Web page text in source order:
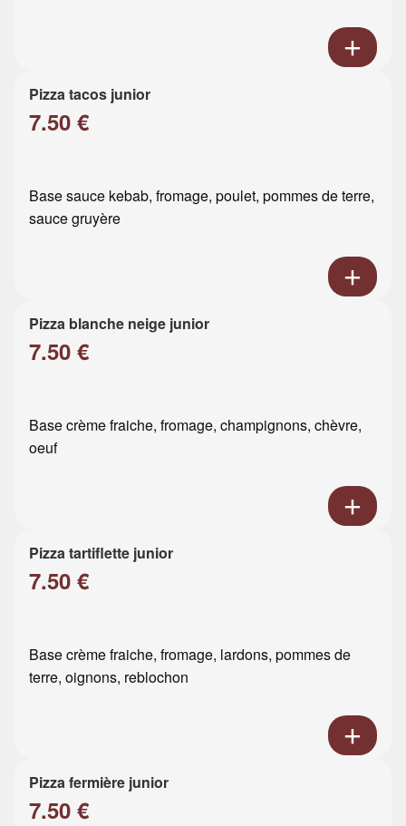
Pizza tacos junior
7.50 €
Base sauce kebab, fromage, poulet, pommes de terre,
sauce gruyère
Pizza blanche neige junior
7.50 €
Base crème fraiche, fromage, champignons, chèvre,
oeuf
Pizza tartiflette junior
7.50 €
Base crème fraiche, fromage, lardons, pommes de
terre, oignons, reblochon
Pizza fermière junior
7.50 €